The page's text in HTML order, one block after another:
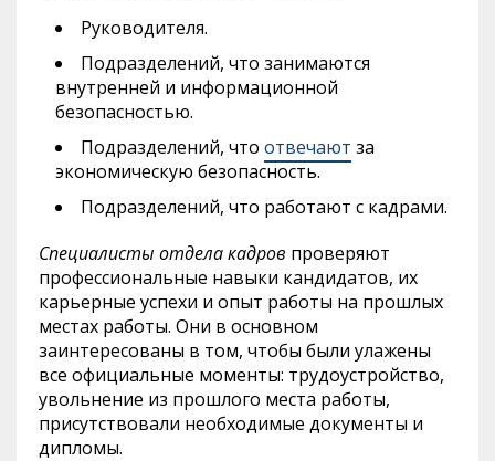
Руководителя.
Подразделений, что занимаются
внутренней и информационной
безопасностью.
Подразделений, что отвечают за
экономическую безопасность.
Подразделений, что работают с кадрами.
Специалисты отдела кадров проверяют
профессиональные навыки кандидатов, их
карьерные успехи и опыт работы на прошлых
местах работы. Они в основном
заинтересованы в том, чтобы были улажены
все официальные моменты: трудоустройство,
увольнение из прошлого места работы,
присутствовали необходимые документы и
дипломы.